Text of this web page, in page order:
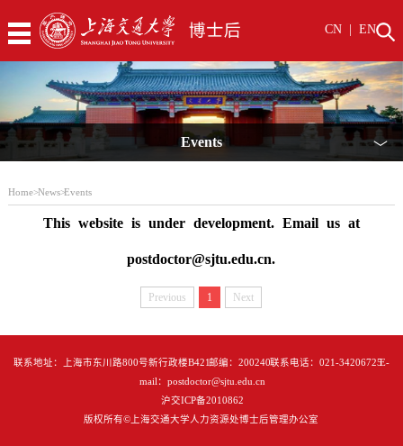
CN EN
Events ﹀
Home>News>Events
This website is under development. Email us at
postdoctor@sjtu.edu.cn.
Previous 1 Next
联系地址：上海市东川路800号新行政楼B421 邮编：200240 联系电话：021-34206725 E-
mail：postdoctor@sjtu.edu.cn
沪交ICP备2010862
版权所有©上海交通大学人力资源处博士后管理办公室